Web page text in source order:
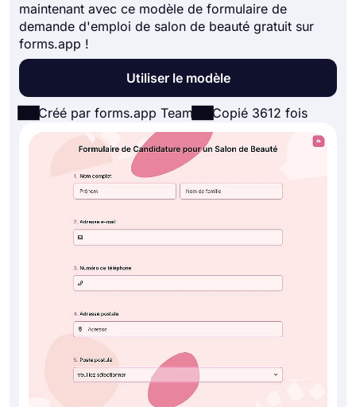
maintenant avec ce modèle de formulaire de
demande d'emploi de salon de beauté gratuit sur
forms.app !
Utiliser le modèle
Créé par forms.app Team Copié 3612 fois